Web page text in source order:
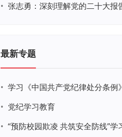
•
最新专题
• 学习《中国共产党纪律处分条例》
• 党纪学习教育
•